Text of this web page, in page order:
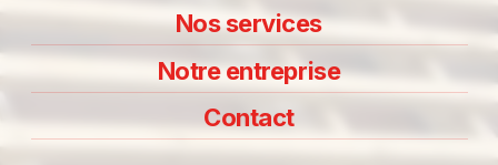
Nos services
Notre entreprise
Contact